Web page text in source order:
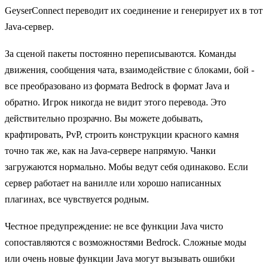
GeyserConnect переводит их соединение и генерирует их в тот
Java-сервер.
За сценой пакеты постоянно переписываются. Команды
движения, сообщения чата, взаимодействие с блоками, бой -
все преобразовано из формата Bedrock в формат Java и
обратно. Игрок никогда не видит этого перевода. Это
действительно прозрачно. Вы можете добывать,
крафтировать, PvP, строить конструкции красного камня
точно так же, как на Java-сервере напрямую. Чанки
загружаются нормально. Мобы ведут себя одинаково. Если
сервер работает на ванилле или хорошо написанных
плагинах, все чувствуется родным.
Честное предупреждение: не все функции Java чисто
сопоставляются с возможностями Bedrock. Сложные моды
или очень новые функции Java могут вызывать ошибки